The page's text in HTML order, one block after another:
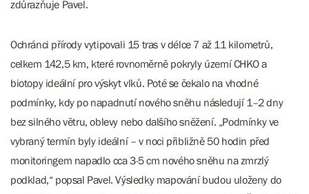
zdůrazňuje Pavel.
Ochránci přírody vytipovali 15 tras v délce 7 až 11 kilometrů,
celkem 142,5 km, které rovnoměrně pokryly území CHKO a
biotopy ideální pro výskyt vlků. Poté se čekalo na vhodné
podmínky, kdy po napadnutí nového sněhu následují 1–2 dny
bez silného větru, oblevy nebo dalšího sněžení. „Podmínky ve
vybraný termín byly ideální – v noci přibližně 50 hodin před
monitoringem napadlo cca 3-5 cm nového sněhu na zmrzlý
podklad,“ popsal Pavel. Výsledky mapování budou uloženy do